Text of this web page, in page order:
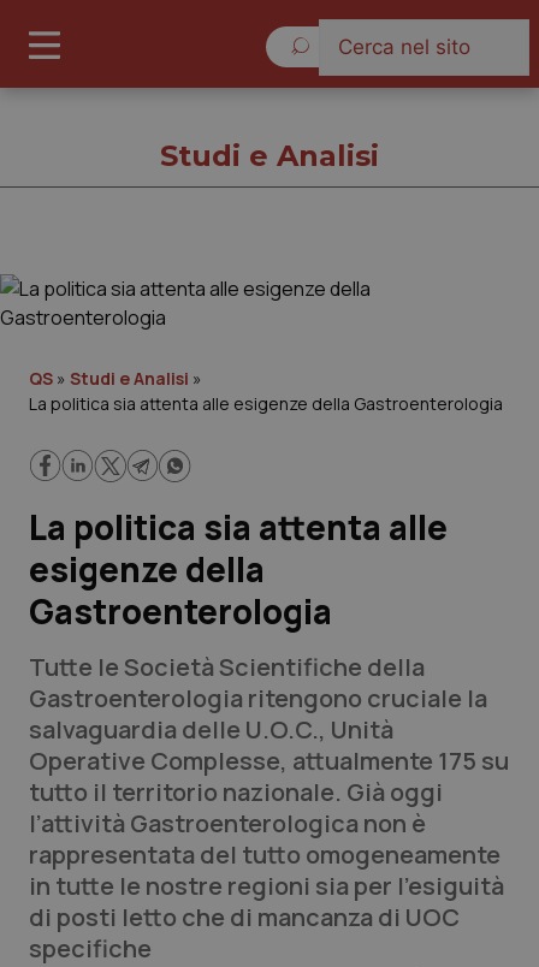
Governo e Parlamento
Regioni e Asl
Lavoro e Professioni
Scienza e Farmaci
Studi e Analisi
Lettere al direttore
Edizioni Regionali
QS Pro
Professionisti Sanitari.AI
Studi e Analisi
QS » Studi e Analisi »
La politica sia attenta alle esigenze della Gastroenterologia
La politica sia attenta alle
esigenze della
Gastroenterologia
Tutte le Società Scientifiche della
Gastroenterologia ritengono cruciale la
salvaguardia delle U.O.C., Unità
Operative Complesse, attualmente 175 su
tutto il territorio nazionale. Già oggi
l’attività Gastroenterologica non è
rappresentata del tutto omogeneamente
in tutte le nostre regioni sia per l’esiguità
di posti letto che di mancanza di UOC
specifiche